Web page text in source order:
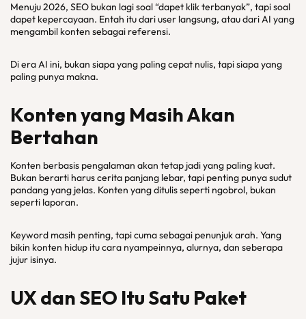
Menuju 2026, SEO bukan lagi soal “dapet klik terbanyak”, tapi soal
dapet kepercayaan. Entah itu dari user langsung, atau dari AI yang
mengambil konten sebagai referensi.
Di era AI ini, bukan siapa yang paling cepat nulis, tapi siapa yang
paling punya makna.
Konten yang Masih Akan
Bertahan
Konten berbasis pengalaman akan tetap jadi yang paling kuat.
Bukan berarti harus cerita panjang lebar, tapi penting punya sudut
pandang yang jelas. Konten yang ditulis seperti ngobrol, bukan
seperti laporan.
Keyword masih penting, tapi cuma sebagai penunjuk arah. Yang
bikin konten hidup itu cara nyampeinnya, alurnya, dan seberapa
jujur isinya.
UX dan SEO Itu Satu Paket